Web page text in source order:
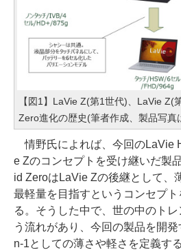
【図1】LaVie Z(第1世代)、LaVie Z(
Zero進化の歴史(筆者作成、製品写真
情野氏によれば、今回のLaVie
e Zのコンセプトを受け継いだ製
id ZeroはLaVie Zの後継として、
最軽量を目指すというコンセプ
る。そうした中で、世の中のト
う流れがあり、今回の製品を開
n-1としての薄さや軽さを定義す